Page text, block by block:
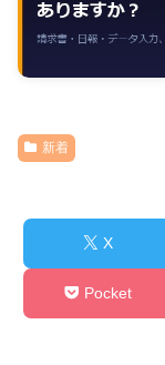
新着
X
Pocket